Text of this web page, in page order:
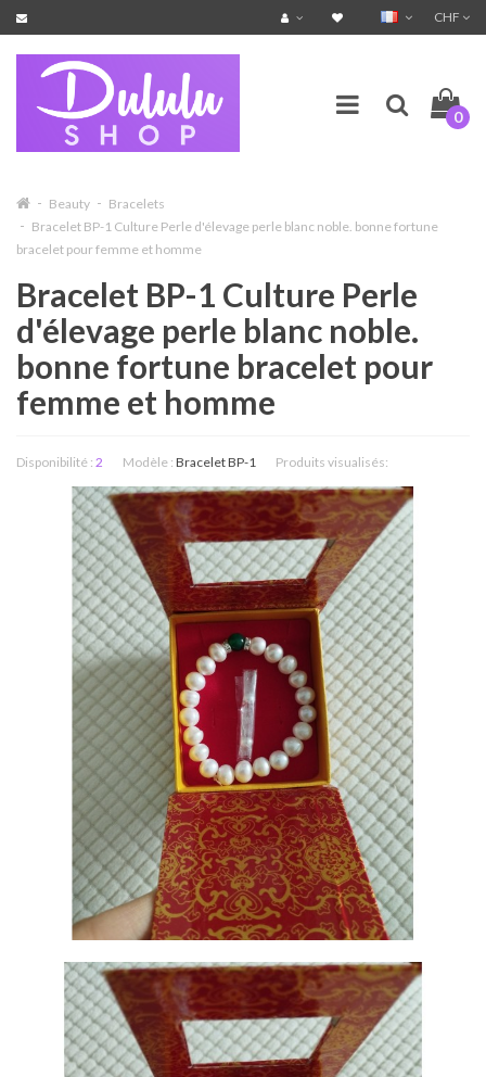
CHF
0
Beauty
Bracelets
Bracelet BP-1 Culture Perle d'élevage perle blanc noble. bonne fortune
bracelet pour femme et homme
Bracelet BP-1 Culture Perle
d'élevage perle blanc noble.
bonne fortune bracelet pour
femme et homme
Disponibilité : 2 Modèle : Bracelet BP-1 Produits visualisés: